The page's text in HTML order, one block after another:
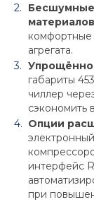
Бесшумные
материалов
комфортные
агрегата.
габариты
чиллер
сэкономить
Опции
интерфейс
при